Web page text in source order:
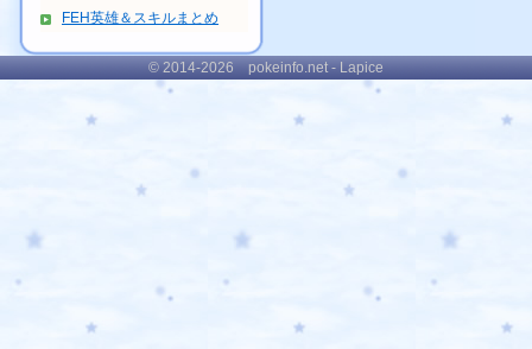
FEH英雄＆スキルまとめ
© 2014-2026 pokeinfo.net - Lapice